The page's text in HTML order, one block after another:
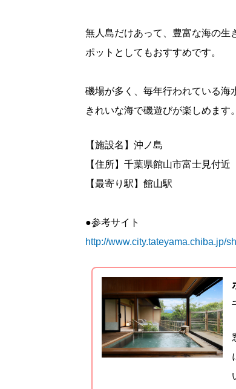
無人島だけあって、豊富な海の生
ポットとしてもおすすめです。
磯場が多く、毎年行われている海
きれいな海で磯遊びが楽しめます。
【施設名】沖ノ島
【住所】千葉県館山市富士見付近
【最寄り駅】館山駅
●参考サイト
http://www.city.tateyama.chiba.jp/